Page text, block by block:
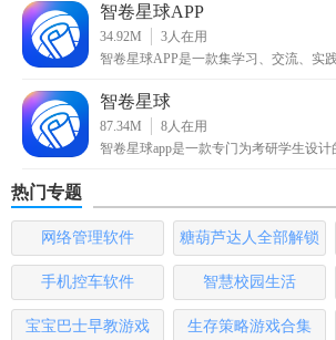
提高文件管理效率。
智卷精灵最新版内容
1. 文件管理：支持多种文件格式，包括文
音频等，提供详尽的文件夹结构和文件预
2. 备份与恢复：提供本地备份和云备份选
和版本管理。
3. 分享功能：支持文件分享链接生成，
给同事或朋友。
4. 密码保护：为敏感文件设置访问密码
智卷星球APP
34.92M 3人在用
智卷星球APP是一款集学习、交流、实
智卷星球
87.34M 8人在用
智卷星球app是一款专门为考研学生设计
热门专题
网络管理软件
糖葫芦达人全部解锁
版
手机控车软件 智慧校园生活
宝宝巴士早教游戏 生存策略游戏合集